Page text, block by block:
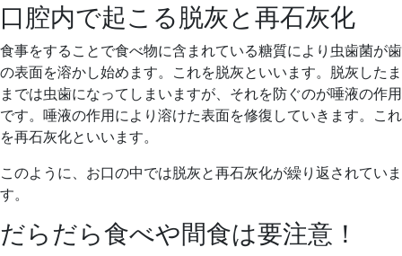
口腔内で起こる脱灰と再石灰化
食事をすることで食べ物に含まれている糖質により虫歯菌が歯
の表面を溶かし始めます。これを脱灰といいます。脱灰したま
までは虫歯になってしまいますが、それを防ぐのが唾液の作用
です。唾液の作用により溶けた表面を修復していきます。これ
を再石灰化といいます。
このように、お口の中では脱灰と再石灰化が繰り返されていま
す。
だらだら食べや間食は要注意！